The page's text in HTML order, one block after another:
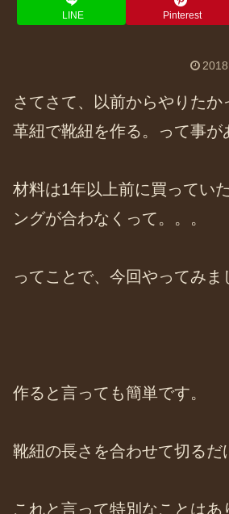
LINE Pinterest
さてさて、以前からやりたか
革紐で靴紐を作る。って事が
材料は1年以上前に買ってい
ングが合わなくって。。。
ってことで、今回やってみま
作ると言っても簡単です。
靴紐の長さを合わせて切るだ
これと言って特別なことはあ